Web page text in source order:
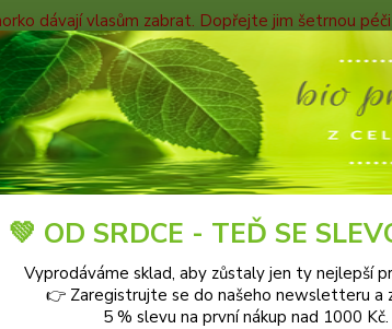
dávají vlasům zabrat. Dopřejte jim šetrnou
Blog
Hledat
OBCHODNÍ PODMÍNKY
PODMÍNKY
💚 OD SRDCE - TEĎ SE
Vyprodáváme sklad, aby zůstaly jen ty nejlepší
👉 Zaregistrujte se do našeho newsletteru a
5 % slevu na první nákup nad 1000 Kč.